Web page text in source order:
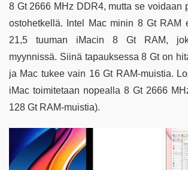
8 Gt 2666 MHz DDR4, mutta se voidaan
ostohetkellä. Intel Mac minin 8 Gt RAM
21,5 tuuman iMacin 8 Gt RAM,
myynnissä. Siinä tapauksessa 8 Gt on
ja Mac tukee vain 16 Gt RAM-muistia.
iMac toimitetaan nopealla 8 Gt 2666
128 Gt RAM-muistia).